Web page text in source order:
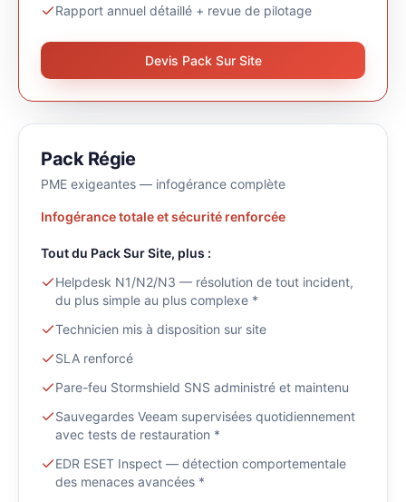
Rapport annuel détaillé + revue de pilotage
Devis Pack Sur Site
Pack Régie
PME exigeantes — infogérance complète
Infogérance totale et sécurité renforcée
Tout du PackSur Site, plus :
Helpdesk N1/N2/N3 — résolution de tout incident,
du plus simple au plus complexe *
Technicien mis à disposition sur site
SLA renforcé
Pare-feu Stormshield SNS administré et maintenu
Sauvegardes Veeam supervisées quotidiennement
avec tests de restauration *
EDR ESET Inspect — détection comportementale
des menaces avancées *